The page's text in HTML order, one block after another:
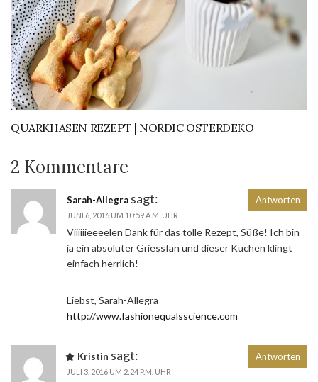
QUARKHASEN REZEPT | NORDIC OSTERDEKO
2 Kommentare
Sarah-Allegra sagt:
JUNI 6, 2016 UM 10:59 A.M. UHR
Viiiiiieeeelen Dank für das tolle Rezept, Süße! Ich bin
ja ein absoluter Griessfan und dieser Kuchen klingt
einfach herrlich!
Liebst, Sarah-Allegra
http://www.fashionequalsscience.com
Antworten
Kristin sagt:
JULI 3, 2016 UM 2:24 P.M. UHR
Antworten